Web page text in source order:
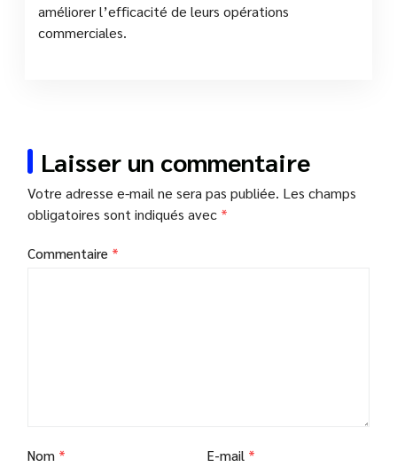
améliorer l’efficacité de leurs opérations
commerciales.
Laisser un commentaire
Votre adresse e-mail ne sera pas publiée. Les champs
obligatoires sont indiqués avec *
Commentaire *
Nom * E-mail *